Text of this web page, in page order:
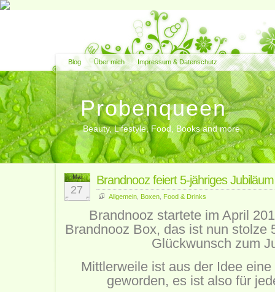
Blog Über mich Impressum & Datenschutz
Probenqueen
Beauty, Lifestyle, Food, Books and more
Mai
27
Brandnooz feiert 5-jähriges Jubiläum
Allgemein Boxen Food & Drinks
Brandnooz startete im April
Brandnooz Box, das ist nun stolze
Glückwunsch zum
Mittlerweile ist aus der Idee
geworden, es ist also für